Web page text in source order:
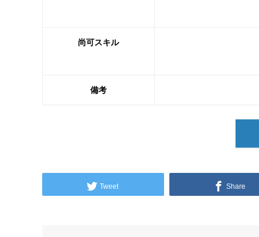
尚可スキル
備考
Tweet Share